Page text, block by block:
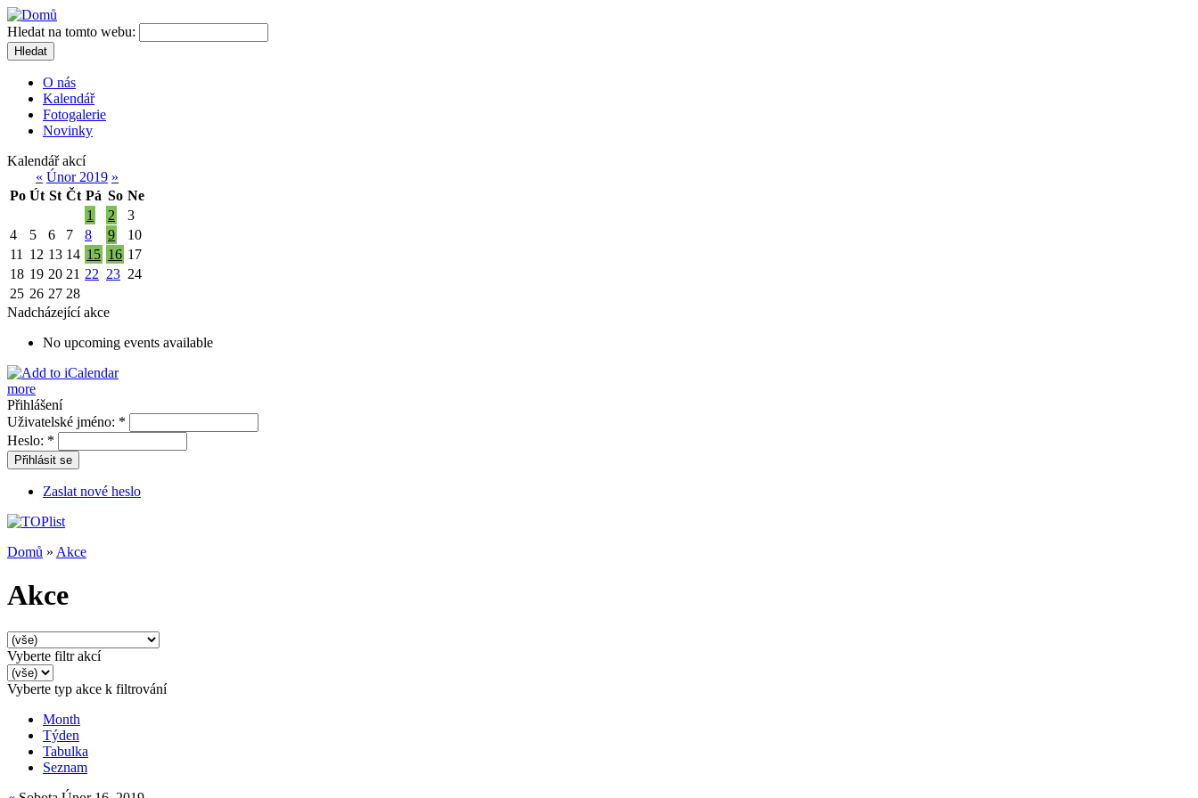
Hledat na tomto webu:
Hledat
O nás
Kalendář
Fotogalerie
Novinky
Kalendář akcí
« Únor 2019 »
Po Út St Čt Pá So Ne
1
2
3
4
5 6 7 8 9
10
11
12 13 14 15 16 17
18 19 20 21 22 23 24
25 26 27 28
Nadcházející akce
No upcoming events available
more
Přihlášení
Uživatelské jméno: *
Heslo: *
Přihlásit se
Zaslat nové heslo
Domů » Akce
Akce
Vyberte filtr akcí
Vyberte typ akce k filtrování
Month
Týden
Tabulka
Seznam